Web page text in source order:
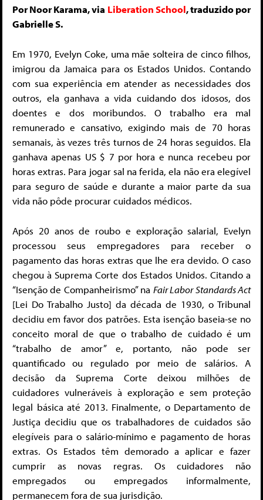
Por Noor Karama, via Liberation School, traduzido por
Gabrielle S.
Em 1970, Evelyn Coke, uma mãe solteira de cinco filhos,
imigrou da Jamaica para os Estados Unidos. Contando
com sua experiência em atender as necessidades dos
outros, ela ganhava a vida cuidando dos idosos, dos
doentes e dos moribundos. O trabalho era mal
remunerado e cansativo, exigindo mais de 70 horas
semanais, às vezes três turnos de 24 horas seguidos. Ela
ganhava apenas US $ 7 por hora e nunca recebeu por
horas extras. Para jogar sal na ferida, ela não era elegível
para seguro de saúde e durante a maior parte da sua
vida não pôde procurar cuidados médicos.
Após 20 anos de roubo e exploração salarial, Evelyn
processou seus empregadores para receber o
pagamento das horas extras que lhe era devido. O caso
chegou à Suprema Corte dos Estados Unidos. Citando a
“Isenção de Companheirismo” na Fair Labor Standards Act
[Lei Do Trabalho Justo] da década de 1930, o Tribunal
decidiu em favor dos patrões. Esta isenção baseia-se no
conceito moral de que o trabalho de cuidado é um
“trabalho de amor” e, portanto, não pode ser
quantificado ou regulado por meio de salários. A
decisão da Suprema Corte deixou milhões de
cuidadores vulneráveis à exploração e sem proteção
legal básica até 2013. Finalmente, o Departamento de
Justiça decidiu que os trabalhadores de cuidados são
elegíveis para o salário-mínimo e pagamento de horas
extras. Os Estados têm demorado a aplicar e fazer
cumprir as novas regras. Os cuidadores não
empregados ou empregados informalmente,
permanecem fora de sua jurisdição.